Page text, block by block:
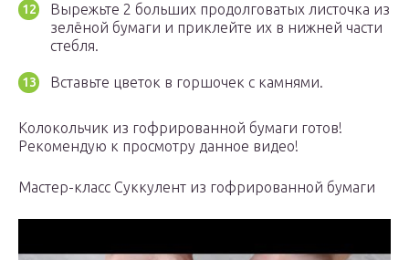
Вырежьте 2 больших продолговатых листочка из
зелёной бумаги и приклейте их в нижней части
стебля.
Вставьте цветок в горшочек с камнями.
Колокольчик из гофрированной бумаги готов!
Рекомендую к просмотру данное видео!
Мастер-класс Суккулент из гофрированной бумаги